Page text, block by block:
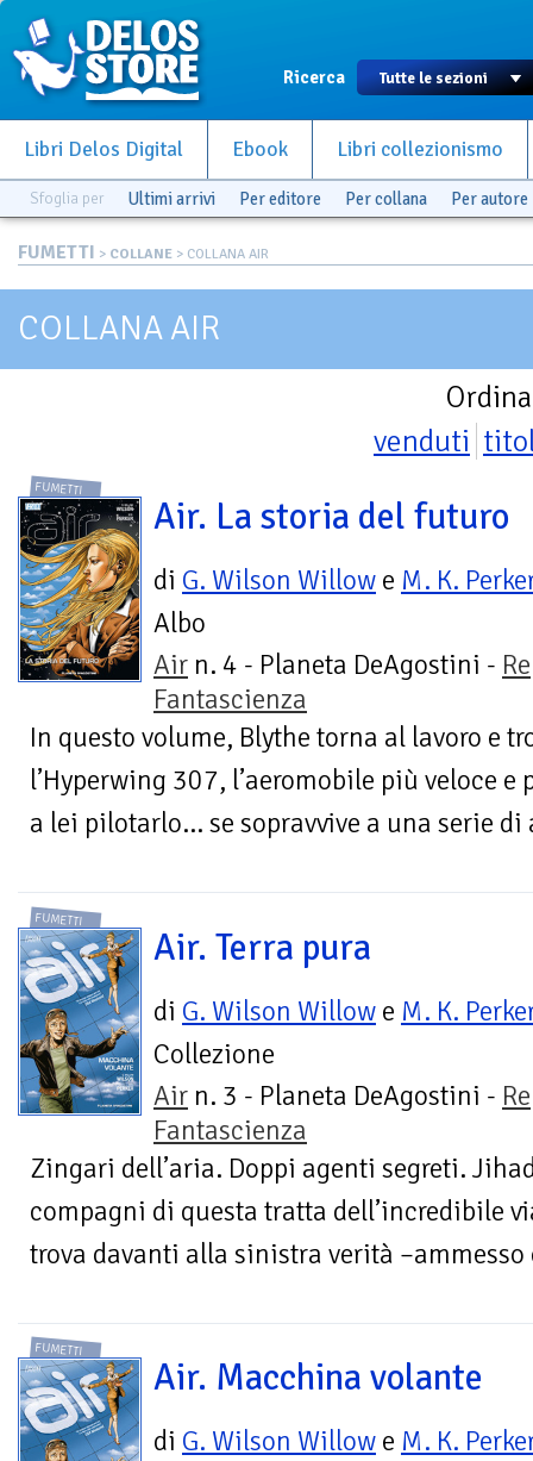
Ricerca
Libri Delos Digital Ebook Libri collezionismo
Sfoglia per Ultimi arrivi Per editore Per collana Per autore
FUMETTI > COLLANE > COLLANA AIR
COLLANA AIR
venduti
FUMETTI
Air. La storia del futuro
di G. Wilson Willow e M. K.
Albo
Air n. 4 - Planeta DeAgostini -
Fantascienza
In questo volume, Blythe torna al lavoro e
l’Hyperwing 307, l’aeromobile più veloce
a lei pilotarlo... se sopravvive a una serie di
FUMETTI
Air. Terra pura
di G. Wilson Willow e M. K.
Collezione
Air n. 3 - Planeta DeAgostini -
Fantascienza
Zingari dell’aria. Doppi agenti segreti.
compagni di questa tratta dell’incredibile
trova davanti alla sinistra verità –ammesso
FUMETTI
Air. Macchina volante
di G. Wilson Willow e M. K.